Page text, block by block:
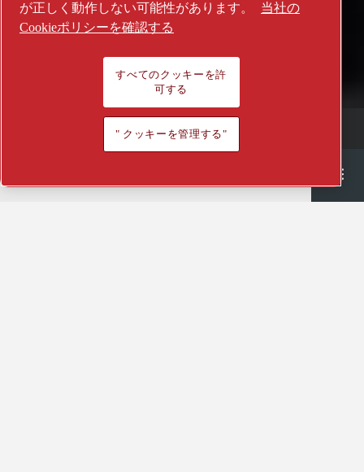
当社のサービスソリューションを
見る
すべての製品を見る
イノベーションハブで学ぶ
このセクションを見る
一般産業、研究開発
当社のサービスソリューションを
見る
このセクションを見る
が正しく動作しない可能性があります。
当社の
Cookieポリシーを確認する
すべてのクッキーを許
可する
" クッキーを管理する"